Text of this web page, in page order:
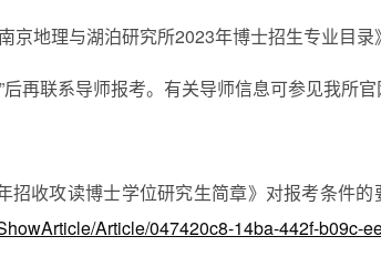
京地理与湖泊研究所2023年博士招生专业目录
再联系导师报考。有关导师信息可参见我所官
招收攻读博士学位研究生简章》对报考条件
Article/047420c8-14ba-442f-b09c-